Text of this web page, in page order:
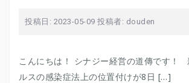
投稿日: 2023-05-09 投稿者: douden
こんにちは！ シナジー経営の道傳です！
ルスの感染症法上の位置付けが8日 […]